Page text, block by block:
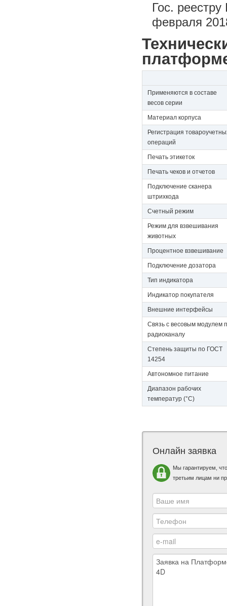
Гос.
февраля
Применяются в составе
весов серии
Материал корпуса
Регистрация
операций
Печать этикеток
Печать чеков и отчетов
Подключение сканера
штрихкода
Счетный режим
Режим для взвешивания
животных
Процентное взвешивание
Подключение дозатора
Тип индикатора
Индикатор покупателя
Внешние интерфейсы
Связь с весовым модулем
радиоканалу
Степень защиты по ГОСТ
14254
Автономное питание
Диапазон рабочих
температур (°C)
Онлайн заявка
Мы гарантируем,
третьим лицам ни